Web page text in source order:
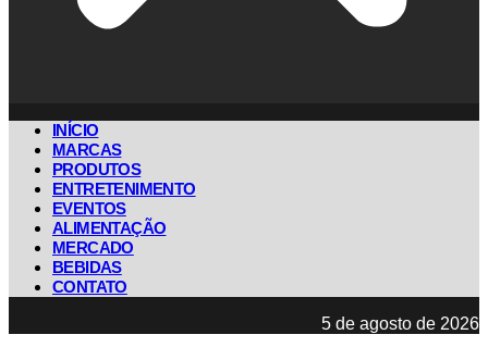
INÍCIO
MARCAS
PRODUTOS
ENTRETENIMENTO
EVENTOS
ALIMENTAÇÃO
MERCADO
BEBIDAS
CONTATO
5 de agosto de 2026